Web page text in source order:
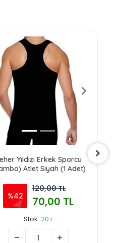
Yıldızı Erkek Sporcu
Atlet Siyah (1 Adet)
%42
120,00 TL
70,00 TL
Stok: 20+